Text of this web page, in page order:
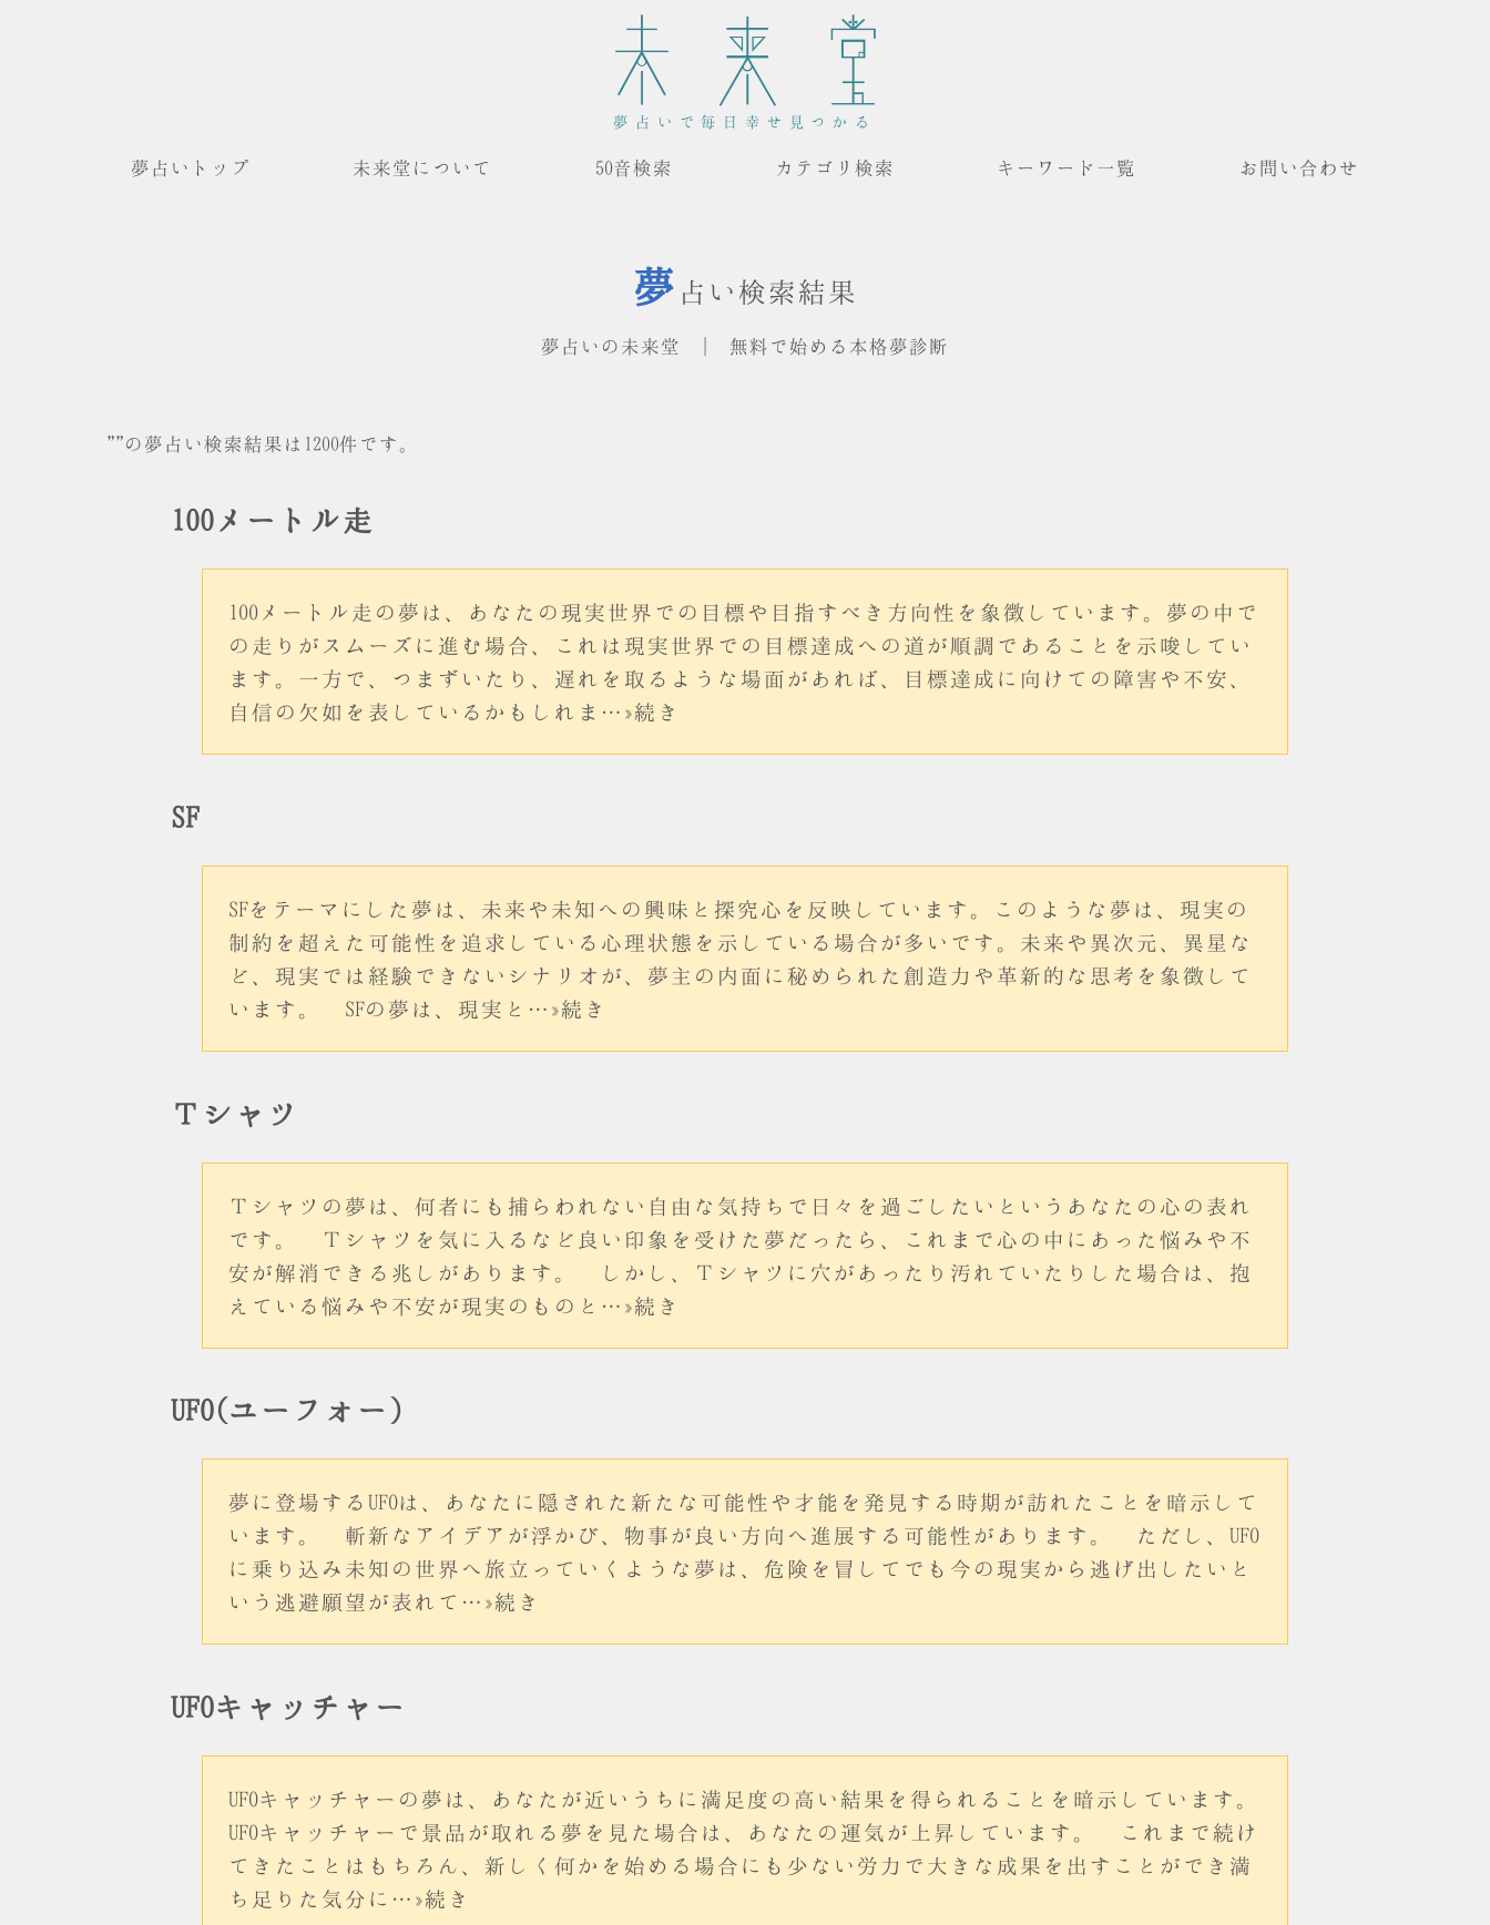
夢占いで毎日幸せ見つかる
夢占いトップ 未来堂について 50音検索 カテゴリ検索 キーワード一覧 お問い合わせ
夢 占い検索結果
夢占いの未来堂 | 無料で始める本格夢診断
""の夢占い検索結果は1200件です。
100メートル走
100メートル走の夢は、あなたの現実世界での目標や目指すべき方向性を象徴しています。夢の中で
の走りがスムーズに進む場合、これは現実世界での目標達成への道が順調であることを示唆してい
ます。一方で、つまずいたり、遅れを取るような場面があれば、目標達成に向けての障害や不安、
自信の欠如を表しているかもしれま…»続き
SF
SFをテーマにした夢は、未来や未知への興味と探究心を反映しています。このような夢は、現実の
制約を超えた可能性を追求している心理状態を示している場合が多いです。未来や異次元、異星な
ど、現実では経験できないシナリオが、夢主の内面に秘められた創造力や革新的な思考を象徴して
います。 SFの夢は、現実と…»続き
Ｔシャツ
Ｔシャツの夢は、何者にも捕らわれない自由な気持ちで日々を過ごしたいというあなたの心の表れ
です。 Ｔシャツを気に入るなど良い印象を受けた夢だったら、これまで心の中にあった悩みや不
安が解消できる兆しがあります。 しかし、Ｔシャツに穴があったり汚れていたりした場合は、抱
えている悩みや不安が現実のものと…»続き
UFO(ユーフォー)
夢に登場するUFOは、あなたに隠された新たな可能性や才能を発見する時期が訪れたことを暗示して
います。 斬新なアイデアが浮かび、物事が良い方向へ進展する可能性があります。 ただし、UFO
に乗り込み未知の世界へ旅立っていくような夢は、危険を冒してでも今の現実から逃げ出したいと
いう逃避願望が表れて…»続き
UFOキャッチャー
UFOキャッチャーの夢は、あなたが近いうちに満足度の高い結果を得られることを暗示しています。
UFOキャッチャーで景品が取れる夢を見た場合は、あなたの運気が上昇しています。 これまで続け
てきたことはもちろん、新しく何かを始める場合にも少ない労力で大きな成果を出すことができ満
ち足りた気分に…»続き